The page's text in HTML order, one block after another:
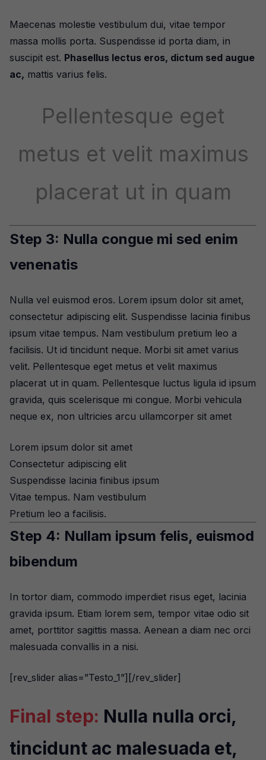
Maecenas molestie vestibulum dui, vitae tempor
massa mollis porta. Suspendisse id porta diam, in
suscipit est. Phasellus lectus eros, dictum sed augue
ac, mattis varius felis.
Pellentesque eget
metus et velit maximus
placerat ut in quam
Step 3: Nulla congue mi sed enim
venenatis
Nulla vel euismod eros. Lorem ipsum dolor sit amet,
consectetur adipiscing elit. Suspendisse lacinia finibus
ipsum vitae tempus. Nam vestibulum pretium leo a
facilisis. Ut id tincidunt neque. Morbi sit amet varius
velit. Pellentesque eget metus et velit maximus
placerat ut in quam. Pellentesque luctus ligula id ipsum
gravida, quis scelerisque mi congue. Morbi vehicula
neque ex, non ultricies arcu ullamcorper sit amet
Lorem ipsum dolor sit amet
Consectetur adipiscing elit
Suspendisse lacinia finibus ipsum
Vitae tempus. Nam vestibulum
Pretium leo a facilisis.
Step 4: Nullam ipsum felis, euismod
bibendum
In tortor diam, commodo imperdiet risus eget, lacinia
gravida ipsum. Etiam lorem sem, tempor vitae odio sit
amet, porttitor sagittis massa. Aenean a diam nec orci
malesuada convallis in a nisi.
[rev_slider alias=”Testo_1”][/rev_slider]
Final step: Nulla nulla orci,
tincidunt ac malesuada et,